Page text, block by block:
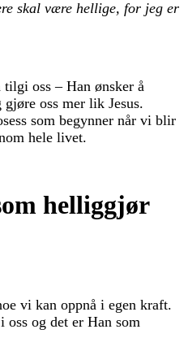
skal være hellige, for jeg er
oss – Han ønsker å
gjøre oss mer lik Jesus.
som begynner når vi blir
hele livet.
helliggjør
vi kan oppnå i egen kraft.
og det er Han som